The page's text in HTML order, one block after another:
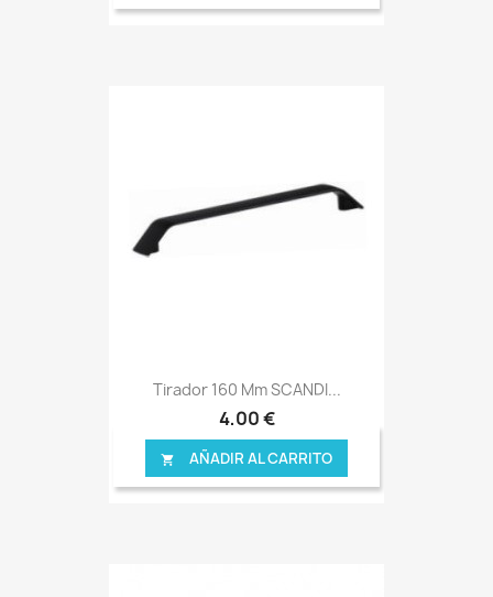
Tirador 160 Mm SCANDI...
4,00 €
 AÑADIR AL CARRITO